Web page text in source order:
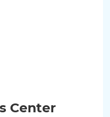
Center